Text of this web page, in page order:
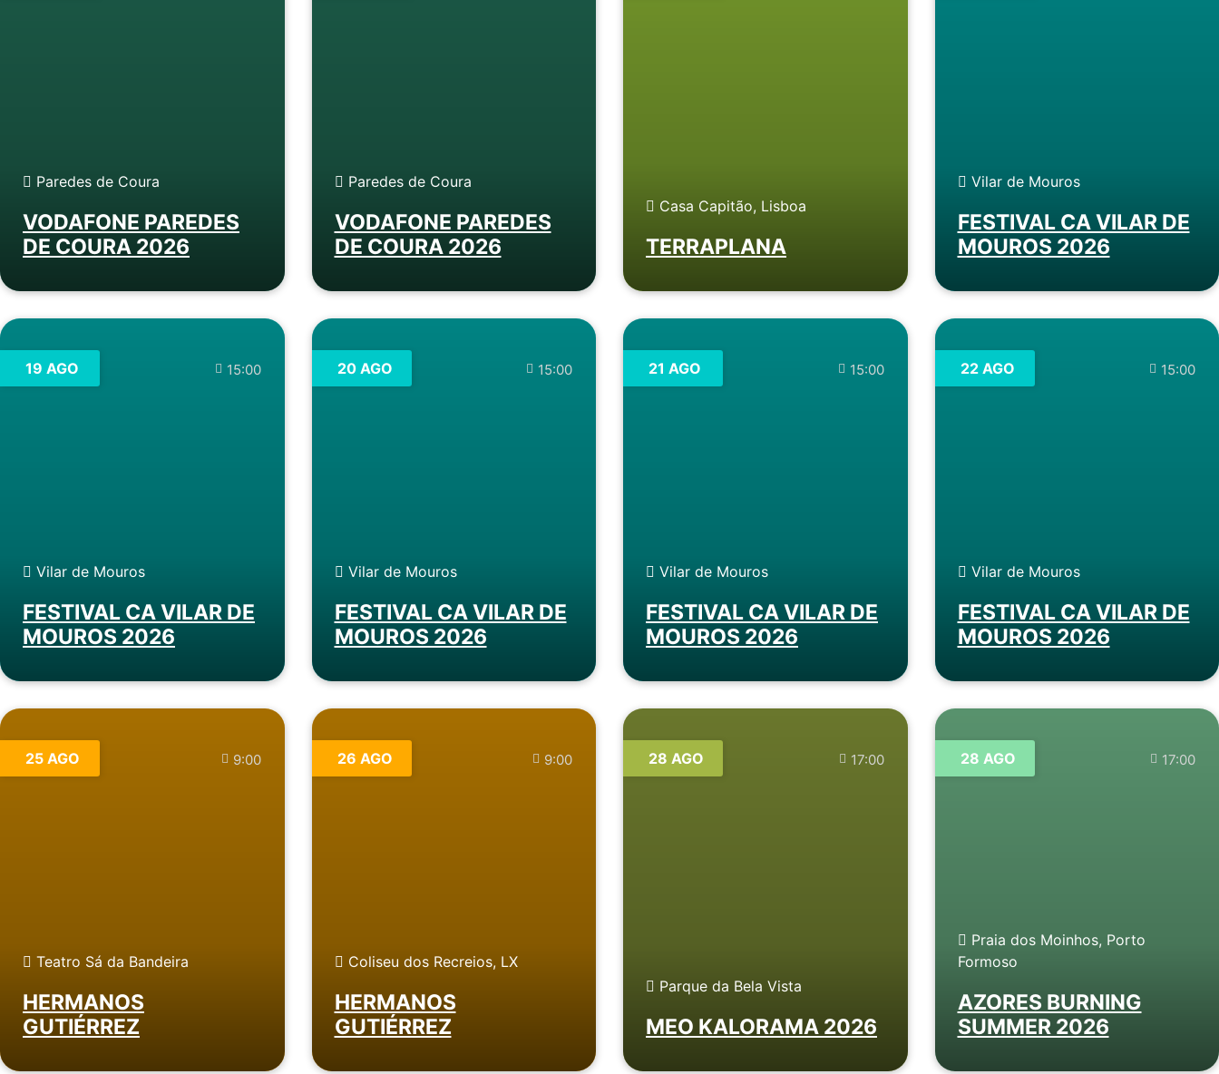
Paredes de Coura
VODAFONE PAREDES
DE COURA 2026
Paredes de Coura
VODAFONE PAREDES
DE COURA 2026
Casa Capitão, Lisboa
TERRAPLANA
Vilar de Mouros
FESTIVAL CA VILAR DE
MOUROS 2026
19 AGO 15:00
Vilar de Mouros
FESTIVAL CA VILAR DE
MOUROS 2026
20 AGO 15:00
Vilar de Mouros
FESTIVAL CA VILAR DE
MOUROS 2026
21 AGO 15:00
Vilar de Mouros
FESTIVAL CA VILAR DE
MOUROS 2026
22 AGO 15:00
Vilar de Mouros
FESTIVAL CA VILAR DE
MOUROS 2026
25 AGO 9:00
Teatro Sá da Bandeira
HERMANOS
GUTIÉRREZ
26 AGO 9:00
Coliseu dos Recreios, LX
HERMANOS
GUTIÉRREZ
28 AGO 17:00
Parque da Bela Vista
MEO KALORAMA 2026
28 AGO 17:00
Praia dos Moinhos, Porto
Formoso
AZORES BURNING
SUMMER 2026